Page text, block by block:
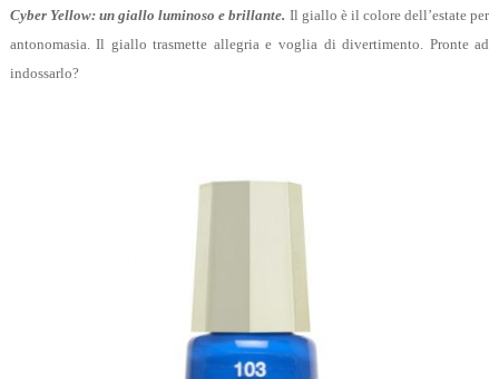
Cyber Yellow: un giallo luminoso e brillante. Il giallo è il colore dell’estate per
antonomasia. Il giallo trasmette allegria e voglia di divertimento. Pronte ad
indossarlo?